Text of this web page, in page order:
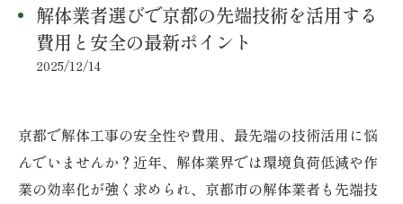
解体業者選びで京都の先端技術を活用する
費用と安全の最新ポイント
2025/12/14
京都で解体工事の安全性や費用、最先端の技術活用に悩
んでいませんか？近年、解体業界では環境負荷低減や作
業の効率化が強く求められ、京都市の解体業者も先端技